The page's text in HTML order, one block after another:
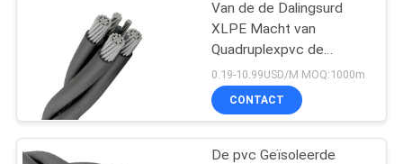
FABRIEKSREIS
gepantserde
elektrokabel
Van de de Dalingsurd
XLPE Macht van
Quadruplexpvc de
Kabelaaac leider
0.19-10.99USD/M MOQ:1000m
CONTACT
De pvc Geïsoleerde